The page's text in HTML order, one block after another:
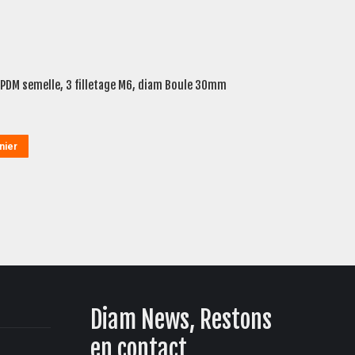
semelle, 3 filletage M6, diam Boule 30mm
Diam News, Restons
en contact